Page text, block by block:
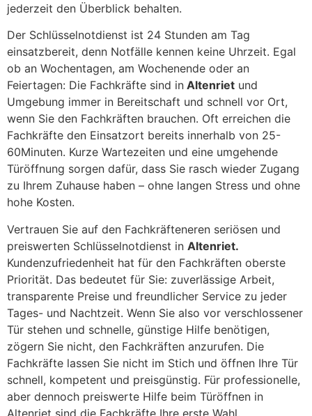
jederzeit den Überblick behalten.
Der Schlüsselnotdienst ist 24 Stunden am Tag
einsatzbereit, denn Notfälle kennen keine Uhrzeit. Egal
ob an Wochentagen, am Wochenende oder an
Feiertagen: Die Fachkräfte sind in Altenriet und
Umgebung immer in Bereitschaft und schnell vor Ort,
wenn Sie den Fachkräften brauchen. Oft erreichen die
Fachkräfte den Einsatzort bereits innerhalb von 25-
60Minuten. Kurze Wartezeiten und eine umgehende
Türöffnung sorgen dafür, dass Sie rasch wieder Zugang
zu Ihrem Zuhause haben – ohne langen Stress und ohne
hohe Kosten.
Vertrauen Sie auf den Fachkräfteneren seriösen und
preiswerten Schlüsselnotdienst in Altenriet.
Kundenzufriedenheit hat für den Fachkräften oberste
Priorität. Das bedeutet für Sie: zuverlässige Arbeit,
transparente Preise und freundlicher Service zu jeder
Tages- und Nachtzeit. Wenn Sie also vor verschlossener
Tür stehen und schnelle, günstige Hilfe benötigen,
zögern Sie nicht, den Fachkräften anzurufen. Die
Fachkräfte lassen Sie nicht im Stich und öffnen Ihre Tür
schnell, kompetent und preisgünstig. Für professionelle,
aber dennoch preiswerte Hilfe beim Türöffnen in
Altenriet sind die Fachkräfte Ihre erste Wahl.